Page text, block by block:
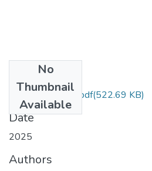
No
Thumbnail
Available
RuaJimeno.2025.pdf(522.69 KB)
Date
2025
Authors